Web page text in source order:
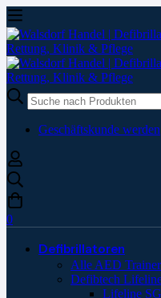
Suche
nach:
Geschäftskunde werden
0
Defibrillatoren
Alle AED
Defibtech
Lifeline SG